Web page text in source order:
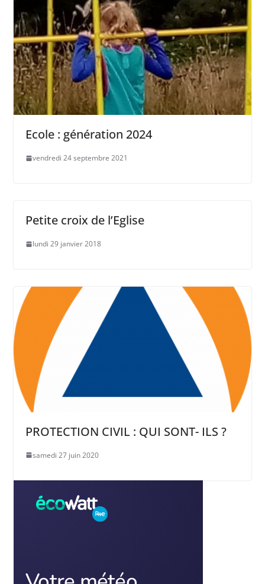
Ecole : génération 2024
vendredi 24 septembre 2021
Petite croix de l’Eglise
lundi 29 janvier 2018
PROTECTION CIVIL : QUI SONT- ILS ?
samedi 27 juin 2020